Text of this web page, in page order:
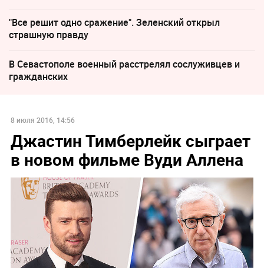
"Все решит одно сражение". Зеленский открыл
страшную правду
В Севастополе военный расстрелял сослуживцев и
гражданских
8 июля 2016, 14:56
Джастин Тимберлейк сыграет
в новом фильме Вуди Аллена